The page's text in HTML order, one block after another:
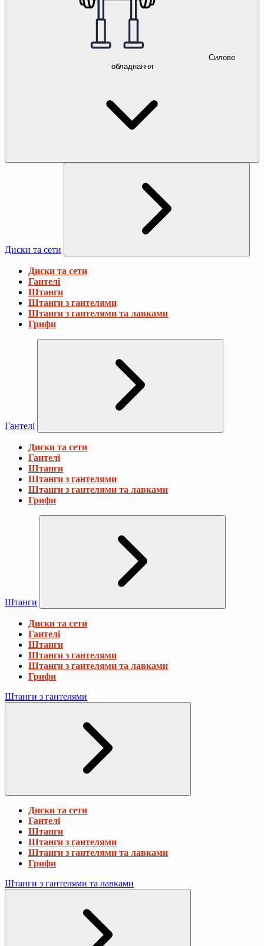
Силове
обладнання
Диски та сети
Диски та сети
Гантелі
Штанги
Штанги з гантелями
Штанги з гантелями та лавками
Грифи
Гантелі
Диски та сети
Гантелі
Штанги
Штанги з гантелями
Штанги з гантелями та лавками
Грифи
Штанги
Диски та сети
Гантелі
Штанги
Штанги з гантелями
Штанги з гантелями та лавками
Грифи
Штанги з гантелями
Диски та сети
Гантелі
Штанги
Штанги з гантелями
Штанги з гантелями та лавками
Грифи
Штанги з гантелями та лавками